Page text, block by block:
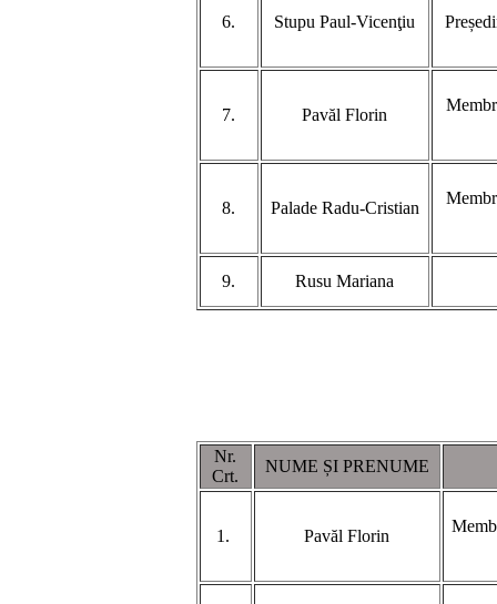
6. Stupu Paul-Vicenţiu
7. Pavăl Florin
8. Palade Radu-Cristian
9. Rusu Mariana
Nr.
Crt.
NUME ȘI PRENUME
1. Pavăl Florin